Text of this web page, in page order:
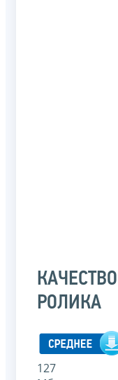
КАЧЕСТВО
РОЛИКА
127